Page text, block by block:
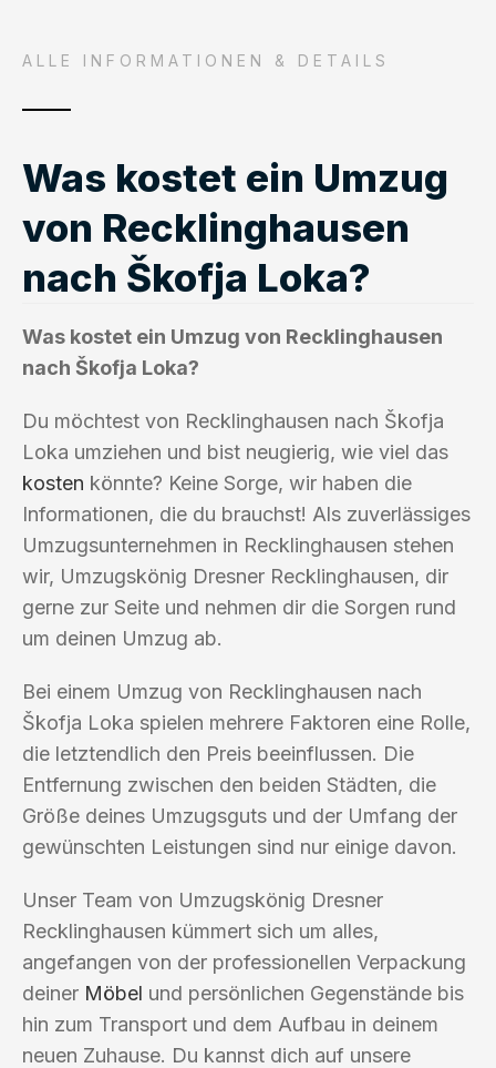
ALLE INFORMATIONEN & DETAILS
Was kostet ein Umzug
von Recklinghausen
nach Škofja Loka?
Was kostet ein Umzug von Recklinghausen
nach Škofja Loka?
Du möchtest von Recklinghausen nach Škofja
Loka umziehen und bist neugierig, wie viel das
kosten könnte? Keine Sorge, wir haben die
Informationen, die du brauchst! Als zuverlässiges
Umzugsunternehmen in Recklinghausen stehen
wir, Umzugskönig Dresner Recklinghausen, dir
gerne zur Seite und nehmen dir die Sorgen rund
um deinen Umzug ab.
Bei einem Umzug von Recklinghausen nach
Škofja Loka spielen mehrere Faktoren eine Rolle,
die letztendlich den Preis beeinflussen. Die
Entfernung zwischen den beiden Städten, die
Größe deines Umzugsguts und der Umfang der
gewünschten Leistungen sind nur einige davon.
Unser Team von Umzugskönig Dresner
Recklinghausen kümmert sich um alles,
angefangen von der professionellen Verpackung
deiner Möbel und persönlichen Gegenstände bis
hin zum Transport und dem Aufbau in deinem
neuen Zuhause. Du kannst dich auf unsere